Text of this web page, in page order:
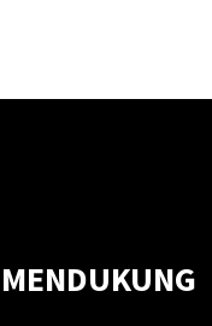
MENDUKUNG